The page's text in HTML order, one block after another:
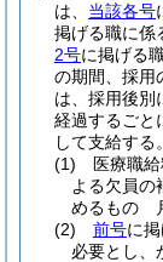
は、 当該各号
掲げる職に係
2号に掲げる
の期間、採用
は、採用後別
経過するごと
して支給する。
(1)
医療職
よる欠員の
めるもの
(2)
前号に
必要とし、